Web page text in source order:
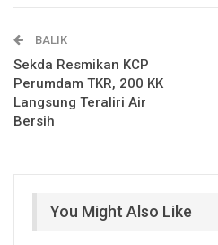
Telegram
BALIK
Sekda Resmikan KCP
Perumdam TKR, 200 KK
Langsung Teraliri Air
Bersih
You Might Also Like